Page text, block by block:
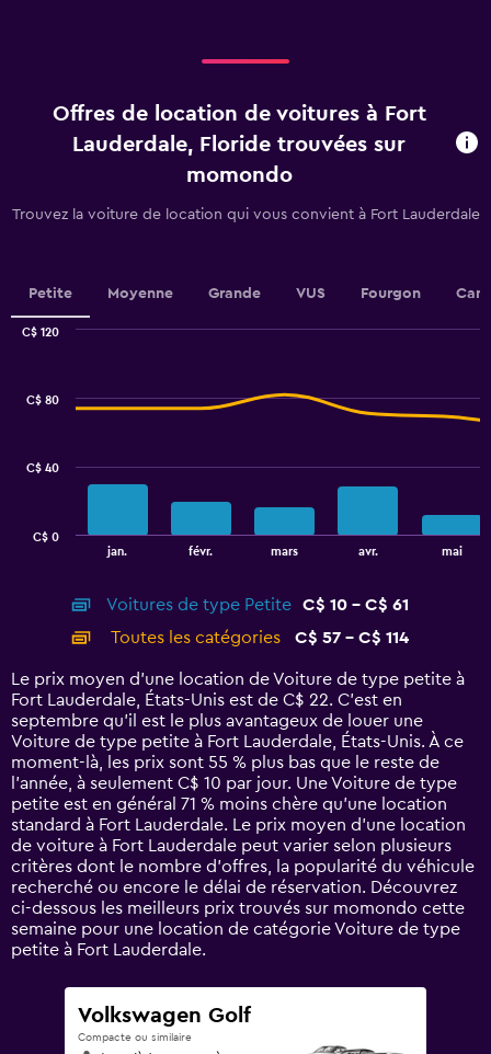
The
chart
axis
Range:
0
to
Offres de location de voitures à Fort
Lauderdale, Floride trouvées sur
momondo
Trouvez la voiture de location qui vous convient à Fort Lauderdale
Petite Moyenne Grande VUS Fourgon
displaying
categories.
14
categories.
The
chart
has
1
Y
axis
displaying
values.
Range:
0
to
120.
jan. févr. mars avr. mai
C$ 0
C$ 40
C$ 80
C$ 120
Voitures de type Petite
C$ 10 - C$ 61
Toutes les catégories
C$ 57 - C$ 114
Le prix moyen d’une location de Voiture de type petite à
Fort Lauderdale, États-Unis est de C$ 22. C’est en
septembre qu'il est le plus avantageux de louer une
Voiture de type petite à Fort Lauderdale, États-Unis. À ce
moment-là, les prix sont 55 % plus bas que le reste de
l’année, à seulement C$ 10 par jour. Une Voiture de type
petite est en général 71 % moins chère qu'une location
standard à Fort Lauderdale. Le prix moyen d’une location
de voiture à Fort Lauderdale peut varier selon plusieurs
critères dont le nombre d’offres, la popularité du véhicule
recherché ou encore le délai de réservation. Découvrez
ci-dessous les meilleurs prix trouvés sur momondo cette
semaine pour une location de catégorie Voiture de type
petite à Fort Lauderdale.
Volkswagen Golf
Compacte ou similaire